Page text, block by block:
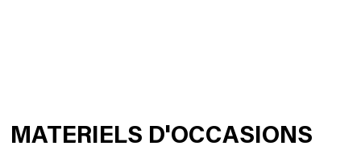
MATERIELS D'OCCASIONS